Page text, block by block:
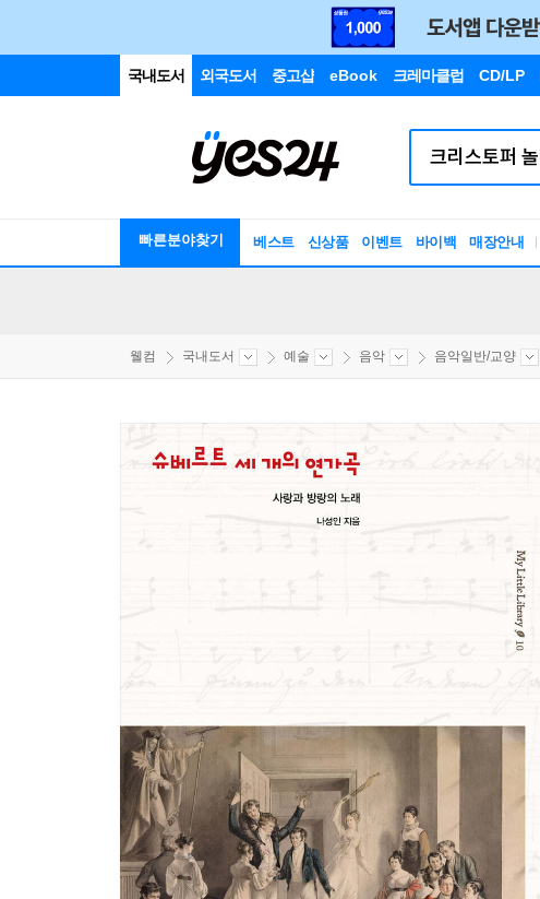
국내도서 외국도서 중고샵 eBook 크레마클럽 CD/LP
빠른분야찾기 베스트 신상품 이벤트 바이백 매장안내
웰컴 국내도서 예술 음악 음악일반/교양